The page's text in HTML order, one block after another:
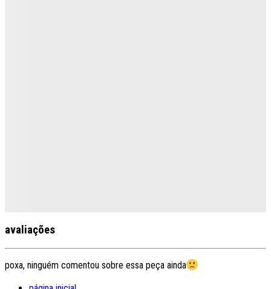
avaliações
poxa, ninguém comentou sobre essa peça ainda